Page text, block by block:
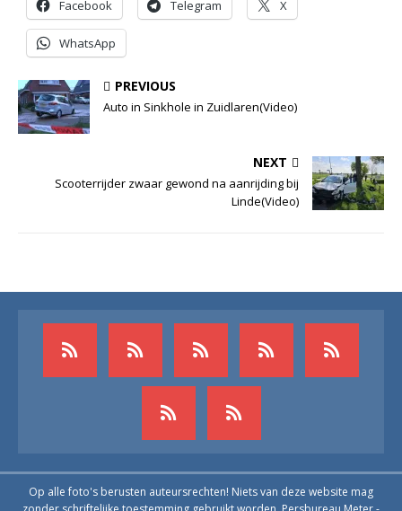
Facebook Telegram X
WhatsApp
PREVIOUS
Auto in Sinkhole in Zuidlaren(Video)
NEXT
Scooterrijder zwaar gewond na aanrijding bij
Linde(Video)
Op alle foto's berusten auteursrechten! Niets van deze website mag